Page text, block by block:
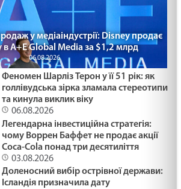
29.01.2025
ХЛІБА /1480/ Майтеся файно
ЯК ПЕРЕХРЕСТЯ /1479/ Майтеся файно
29.01.2025
ДЛЯ ЗСУ /1478/ Майтеся файно
29.01.2025
у медіаіндустрії: Disney продає
в A+E Global Media за $1,2 млрд
06.08.2026
Феномен Шарліз Терон у її 51 рік: як
голлівудська зірка зламала стереотипи
та кинула виклик віку
06.08.2026
Легендарна інвестиційна стратегія:
чому Воррен Баффет не продає акції
Coca-Cola понад три десятиліття
03.08.2026
Доленосний вибір острівної держави:
Ісландія призначила дату